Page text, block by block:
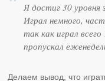
Я достиг 30 уровня
Играл немного,
так как играл
пропускал
Делаем вывод, что